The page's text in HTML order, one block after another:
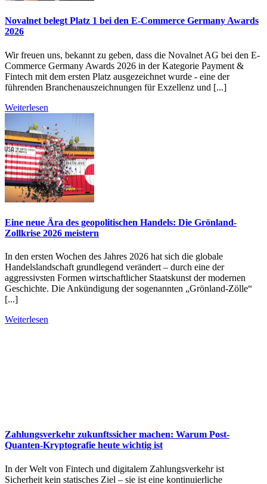
Novalnet belegt Platz 1 bei den E-Commerce Germany Awards
2026
Wir freuen uns, bekannt zu geben, dass die Novalnet AG bei den E-
Commerce Germany Awards 2026 in der Kategorie Payment &
Fintech mit dem ersten Platz ausgezeichnet wurde - eine der
führenden Branchenauszeichnungen für Exzellenz und [...]
Weiterlesen
Eine neue Ära des geopolitischen Handels: Die Grönland-
Zollkrise 2026 meistern
In den ersten Wochen des Jahres 2026 hat sich die globale
Handelslandschaft grundlegend verändert – durch eine der
aggressivsten Formen wirtschaftlicher Staatskunst der modernen
Geschichte. Die Ankündigung der sogenannten „Grönland-Zölle“
[...]
Weiterlesen
Zahlungsverkehr zukunftssicher machen: Warum Post-
Quanten-Kryptografie heute wichtig ist
In der Welt von Fintech und digitalem Zahlungsverkehr ist
Sicherheit kein statisches Ziel – sie ist eine kontinuierliche